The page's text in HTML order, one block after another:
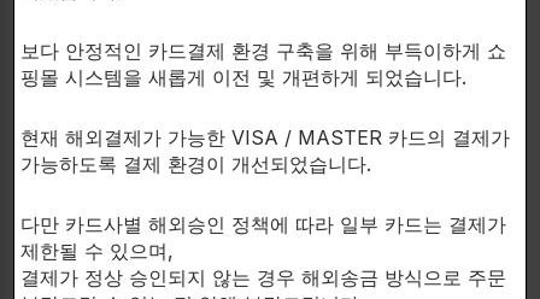
또한 5-Amino1QM은 미토콘드리아의 활동을 증가시키
다.
Semaglutide:
보다 안정적인 카드결제 환경 구축을 위해 부득이하게 쇼
핑몰 시스템을 새롭게 이전 및 개편하게 되었습니다.
현재 해외결제가 가능한 VISA / MASTER 카드의 결제가
가능하도록 결제 환경이 개선되었습니다.
다만 카드사별 해외승인 정책에 따라 일부 카드는 결제가
제한될 수 있으며,
결제가 정상 승인되지 않는 경우 해외송금 방식으로 주문